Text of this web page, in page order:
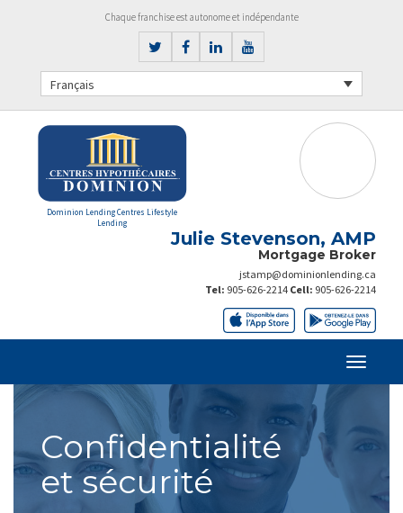
Chaque franchise est autonome et indépendante
Français
Dominion Lending Centres Lifestyle
Lending
Julie Stevenson, AMP
Mortgage Broker
jstamp@dominionlending.ca
Tel: 905-626-2214 Cell: 905-626-2214
Confidentialité
et sécurité